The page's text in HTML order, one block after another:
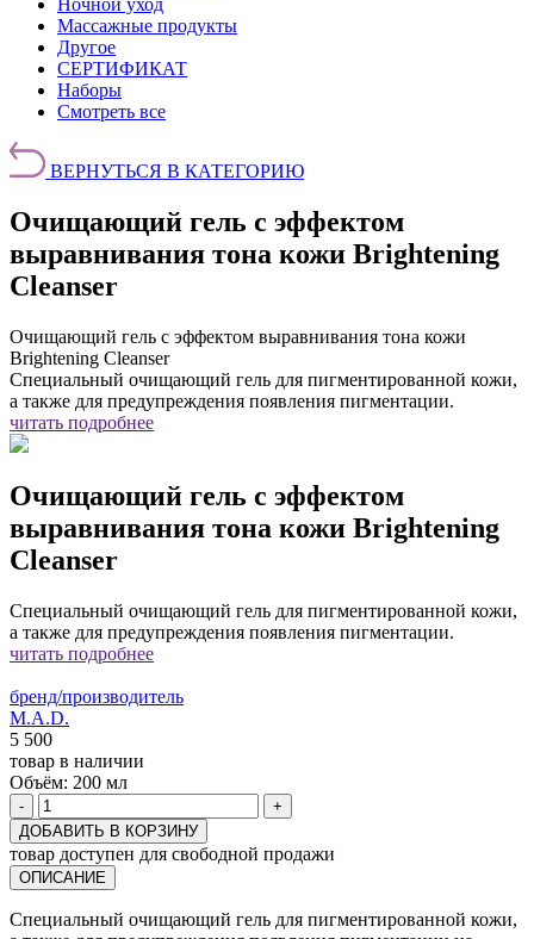
Ночной уход
Массажные продукты
Другое
СЕРТИФИКАТ
Наборы
Смотреть все
ВЕРНУТЬСЯ В КАТЕГОРИЮ
Очищающий гель с эффектом
выравнивания тона кожи Brightening
Cleanser
Очищающий гель с эффектом выравнивания тона кожи
Brightening Cleanser
Специальный очищающий гель для пигментированной кожи,
а также для предупреждения появления пигментации.
читать подробнее
Очищающий гель с эффектом
выравнивания тона кожи Brightening
Cleanser
Специальный очищающий гель для пигментированной кожи,
а также для предупреждения появления пигментации.
читать подробнее
бренд/производитель
M.A.D.
5 500
товар в наличии
Объём: 200 мл
-
+
ДОБАВИТЬ В КОРЗИНУ
товар доступен для свободной продажи
ОПИСАНИЕ
Специальный очищающий гель для пигментированной кожи,